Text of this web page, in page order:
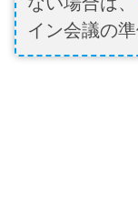
イン会議の